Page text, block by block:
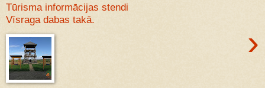
Tūrisma informācijas stendi
Vīsraga dabas takā.
›